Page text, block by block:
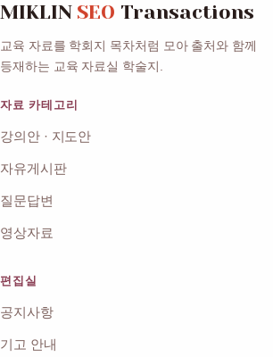
MIKLIN SEO Transactions
교육 자료를 학회지 목차처럼 모아 출처와 함께
등재하는 교육 자료실 학술지.
자료 카테고리
강의안 · 지도안
자유게시판
질문답변
영상자료
편집실
공지사항
기고 안내